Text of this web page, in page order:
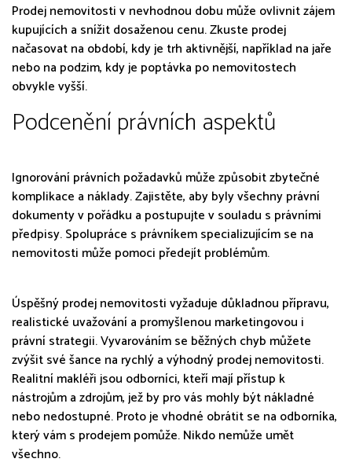
Prodej nemovitosti v nevhodnou dobu může ovlivnit zájem
kupujících a snížit dosaženou cenu. Zkuste prodej
načasovat na období, kdy je trh aktivnější, například na jaře
nebo na podzim, kdy je poptávka po nemovitostech
obvykle vyšší.
Podcenění právních aspektů
Ignorování právních požadavků může způsobit zbytečné
komplikace a náklady. Zajistěte, aby byly všechny právní
dokumenty v pořádku a postupujte v souladu s právními
předpisy. Spolupráce s právníkem specializujícím se na
nemovitosti může pomoci předejít problémům.
Úspěšný prodej nemovitosti vyžaduje důkladnou přípravu,
realistické uvažování a promyšlenou marketingovou i
právní strategii. Vyvarováním se běžných chyb můžete
zvýšit své šance na rychlý a výhodný prodej nemovitosti.
Realitní makléři jsou odborníci, kteří mají přístup k
nástrojům a zdrojům, jež by pro vás mohly být nákladné
nebo nedostupné. Proto je vhodné obrátit se na odborníka,
který vám s prodejem pomůže. Nikdo nemůže umět
všechno.